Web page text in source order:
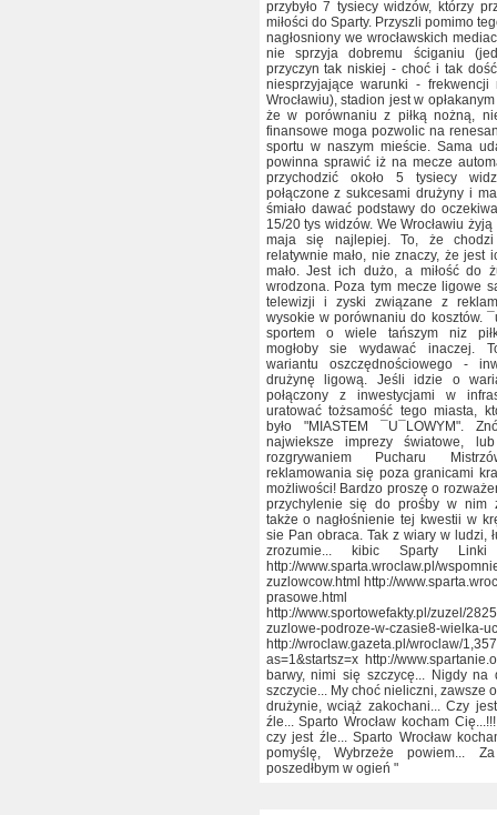
przybyło 7 tysiecy widzów, którzy
miłości do Sparty. Przyszli pomimo
nagłosniony we wrocławskich
nie sprzyja dobremu ściganiu
przyczyn tak niskiej - choć i tak
niesprzyjające warunki -
Wrocławiu), stadion jest w
że w porównaniu z piłką nożną,
finansowe moga pozwolic na
sportu w naszym mieście. Sama
powinna sprawić iż na mecze
przychodzić około 5 tysiecy
połączone z sukcesami drużyny i
śmiało dawać podstawy do
15/20 tys widzów. We Wrocławiu
maja się najlepiej. To, że
relatywnie mało, nie znaczy, że jest
mało. Jest ich dużo, a miłość do
wrodzona. Poza tym mecze ligowe
telewizji i zyski związane z
wysokie w porównaniu do kosztów.
sportem o wiele tańszym niz
mogłoby sie wydawać inaczej.
wariantu oszczędnościowego -
drużynę ligową. Jeśli idzie o
połączony z inwestycjami w
uratować tożsamość tego miasta,
było "MIASTEM ¯U¯LOWYM".
najwieksze imprezy światowe,
rozgrywaniem Pucharu
reklamowania się poza granicami
możliwości! Bardzo proszę o
przychylenie się do prośby w nim
także o nagłośnienie tej kwestii w
sie Pan obraca. Tak z wiary w ludzi,
zrozumie... kibic Sparty Linki
http://www.sparta.wroclaw.pl/
zuzlowcow.html http://
prasowe.html
http://www.sportowefakty.pl/zuzel/
zuzlowe-podroze-w-czasie8-wielka-
http://wroclaw.gazeta.pl/wroclaw/
as=1&startsz=x http://
barwy, nimi się szczycę... Nigdy na
szczycie... My choć nieliczni, zawsze
drużynie, wciąż zakochani... Czy
źle... Sparto Wrocław kocham
czy jest źle... Sparto Wrocław
pomyślę, Wybrzeże powiem...
poszedłbym w ogień "